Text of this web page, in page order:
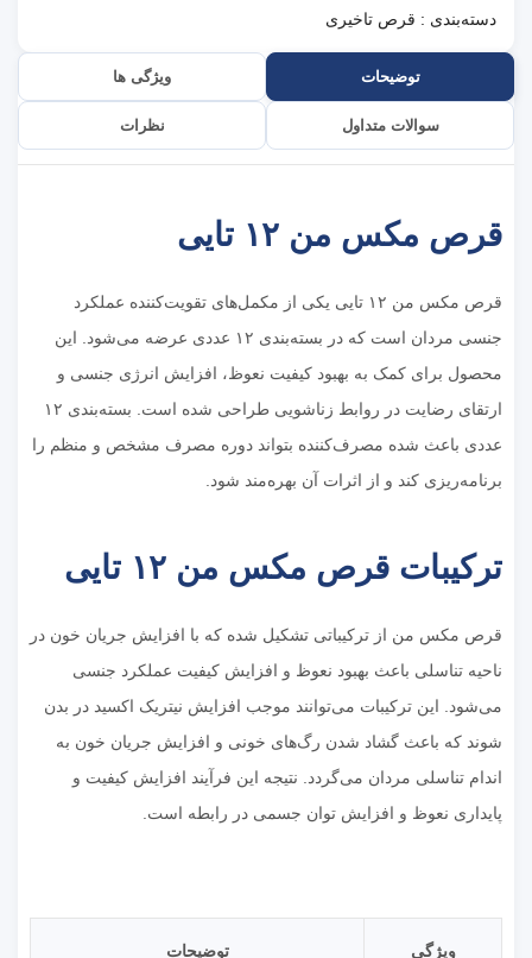
دسته‌بندی : قرص تاخیری
توضیحات ویژگی ها
سوالات متداول نظرات
قرص مکس من ۱۲ تایی
قرص مکس من ۱۲ تایی یکی از مکمل‌های تقویت‌کننده عملکرد
جنسی مردان است که در بسته‌بندی ۱۲ عددی عرضه می‌شود. این
محصول برای کمک به بهبود کیفیت نعوظ، افزایش انرژی جنسی و
ارتقای رضایت در روابط زناشویی طراحی شده است. بسته‌بندی ۱۲
عددی باعث شده مصرف‌کننده بتواند دوره مصرف مشخص و منظم را
برنامه‌ریزی کند و از اثرات آن بهره‌مند شود.
ترکیبات قرص مکس من ۱۲ تایی
قرص مکس من از ترکیباتی تشکیل شده که با افزایش جریان خون در
ناحیه تناسلی باعث بهبود نعوظ و افزایش کیفیت عملکرد جنسی
می‌شود. این ترکیبات می‌توانند موجب افزایش نیتریک اکسید در بدن
شوند که باعث گشاد شدن رگ‌های خونی و افزایش جریان خون به
اندام تناسلی مردان می‌گردد. نتیجه این فرآیند افزایش کیفیت و
پایداری نعوظ و افزایش توان جسمی در رابطه است.
ویژگی توضیحات